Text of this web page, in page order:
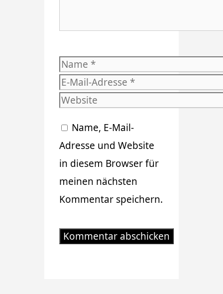
Name
E-
Mail-
Website
Name, E-Mail-
Adresse und Website
in diesem Browser für
meinen nächsten
Kommentar speichern.